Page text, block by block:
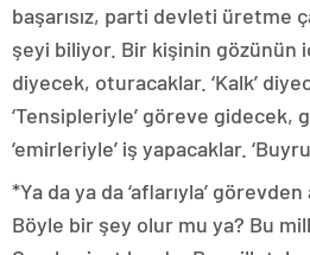
başarısız, parti devleti üretme
şeyi biliyor. Bir kişinin gözünün
diyecek, oturacaklar. ‘Kalk’
‘Tensipleriyle’ göreve gidecek,
‘emirleriyle’ iş yapacaklar.
*Ya da ya da ‘aflarıyla’
Böyle bir şey olur mu ya? Bu